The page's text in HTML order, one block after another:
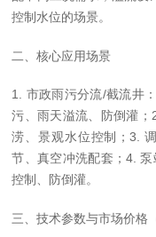
控制水位的场景。
二、核心应用场景
1. 市政雨污分流/截流井
污、雨天溢流、防倒灌
涝、景观水位控制；3.
节、真空冲洗配套；4.
控制、防倒灌。
三、技术参数与市场价格